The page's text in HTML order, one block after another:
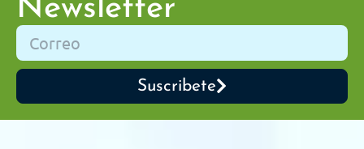
Newsletter
Suscribete